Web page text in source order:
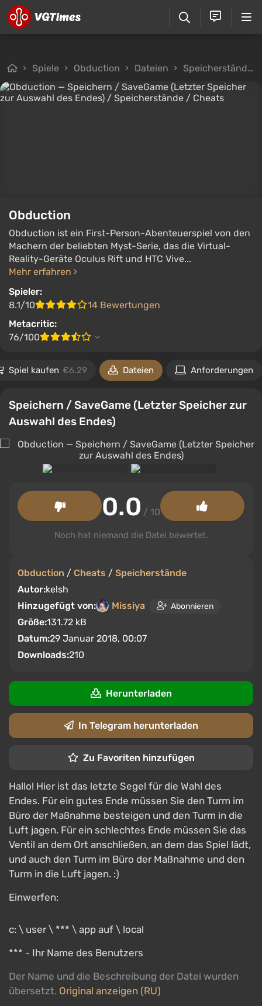
Spiele Obduction Dateien Speicherstände
Obduction
Obduction ist ein First-Person-Abenteuerspiel von den
Machern der beliebten Myst-Serie, das die Virtual-
Reality-Geräte Oculus Rift und HTC Vive...
Mehr erfahren
Spieler:
8.1/10
14 Bewertungen
Metacritic:
76/100
Spiel kaufen €6.29 Dateien Anforderungen
Speichern / SaveGame (Letzter Speicher zur
Auswahl des Endes)
Obduction / Cheats / Speicherstände
Autor:kelsh
Hinzugefügt von:
Missiya Abonnieren
Größe:131.72 kB
Datum:29 Januar 2018, 00:07
Downloads:210
0.0 / 10
Noch hat niemand die Datei bewertet.
Herunterladen
In Telegram herunterladen
Zu Favoriten hinzufügen
Hallo! Hier ist das letzte Segel für die Wahl des
Endes. Für ein gutes Ende müssen Sie den Turm im
Büro der Maßnahme besteigen und den Turm in die
Luft jagen. Für ein schlechtes Ende müssen Sie das
Ventil an dem Ort anschließen, an dem das Spiel lädt,
und auch den Turm im Büro der Maßnahme und den
Turm in die Luft jagen. :)
Einwerfen:
c: \ user \ *** \ app auf \ local
*** - Ihr Name des Benutzers
Der Name und die Beschreibung der Datei wurden
übersetzt. Original anzeigen (RU)